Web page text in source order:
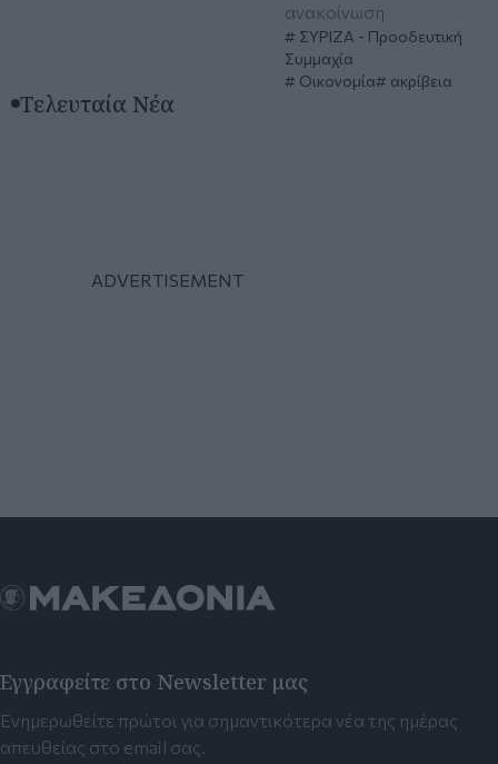
ανακοίνωση
ΣΥΡΙΖΑ - Προοδευτική
Συμμαχία
Οικονομία
ακρίβεια
Τελευταία Νέα
Εγγραφείτε στο Newsletter μας
Ενημερωθείτε πρώτοι για σημαντικότερα νέα της ημέρας
απευθείας στο email σας.